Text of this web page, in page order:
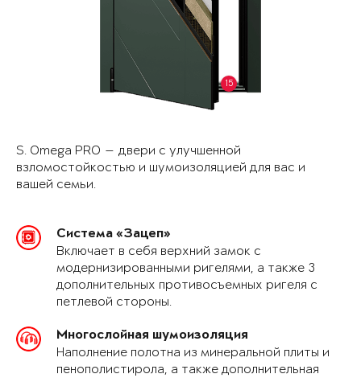
15
S. Omega PRO — двери с улучшенной
взломостойкостью и шумоизоляцией для вас и
вашей семьи.
Система «Зацеп»
Включает в себя верхний замок с
модернизированными ригелями, а также 3
дополнительных противосъемных ригеля с
петлевой стороны.
Многослойная шумоизоляция
Наполнение полотна из минеральной плиты и
пенополистирола, а также дополнительная